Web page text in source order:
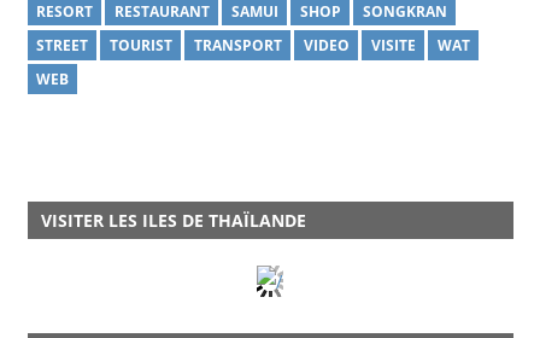
RESORT
RESTAURANT SAMUI SHOP
SONGKRAN
STREET
TOURIST TRANSPORT VIDEO VISITE
WAT
WEB
VISITER LES ILES DE THAÏLANDE